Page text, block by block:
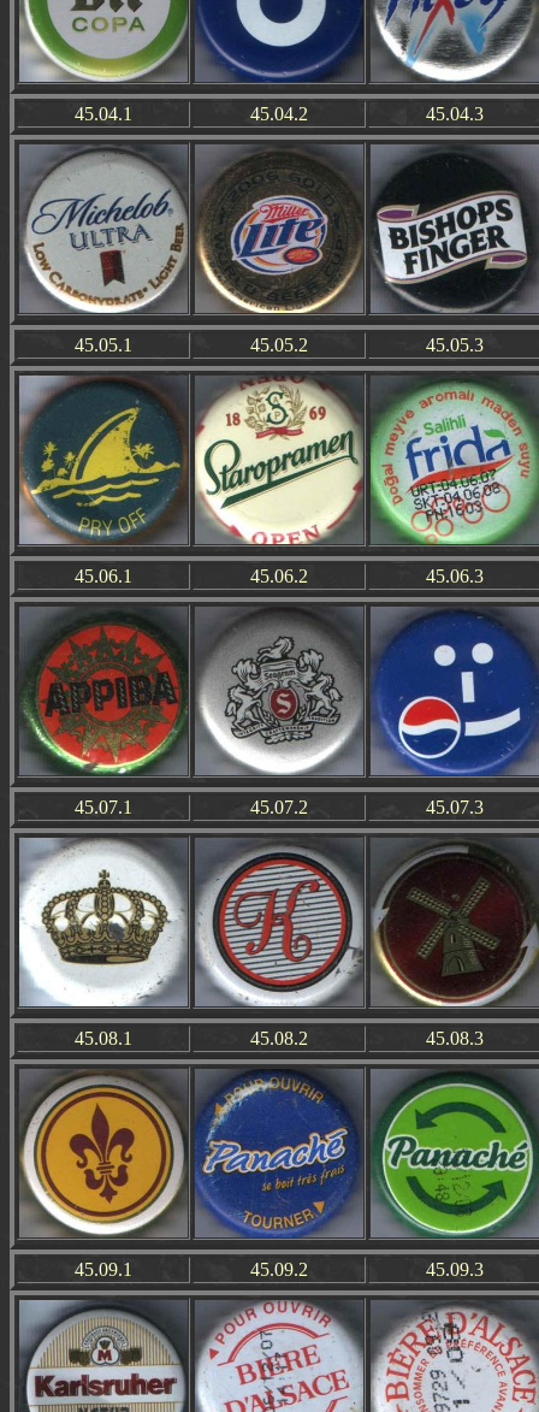
45.04.1 45.04.2 45.04.3
45.05.1 45.05.2 45.05.3
45.06.1 45.06.2 45.06.3
45.07.1 45.07.2 45.07.3
45.08.1 45.08.2 45.08.3
45.09.1 45.09.2 45.09.3